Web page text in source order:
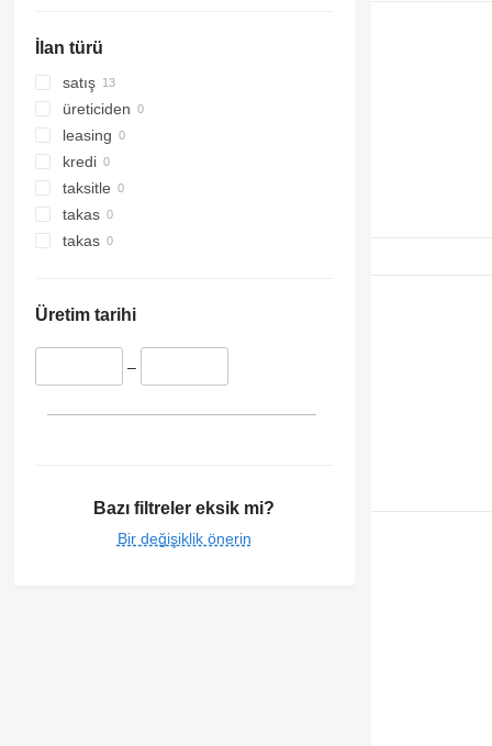
İlan türü
satış
üreticiden
leasing
kredi
taksitle
takas
takas
Üretim tarihi
–
Bazı filtreler eksik mi?
Bir değişiklik önerin